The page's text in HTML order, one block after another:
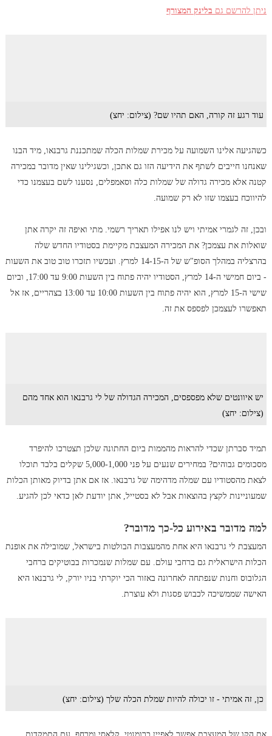
ניתן להרשם גם בלינק המצורף
עוד רגע זה קורה, האם תהיו שם? (צילום: יחצ)
כשהגיעה אלינו השמועה על מכירת שמלות הכלה שמתכננת גרבנאו, מיד הבנו
שאנחנו חייבים לשתף את הידיעה הזו גם אתכן, וכשגילינו שאין מדובר במכירה
קטנה אלא מכירה גדולה של שמלות כלה וסאמפלים, נסענו לשם בעצמנו כדי
להיווכח בעצמו שזו לא רק שמועה.
ובכן, זה לגמרי אמיתי ויש לנו אפילו תאריך רשמי. מתי ואיפה זה יקרה אתן
שואלות את עצמכן? את המכירה המעצבת מקיימת בסטודיו החדש שלה
בהרצליה במהלך הסופ"ש של ה-14-15 למרץ. ועכשיו תזכרו טוב טוב את השעות
- ביום חמישי ה-14 למרץ, הסטודיו יהיה פתוח בין השעות 9:00 עד 17:00, וביום
שישי ה-15 למרץ, הוא יהיה פתוח בין השעות 10:00 עד 13:00 בצהריים, אז אל
תאפשרו לעצמכן לפספס את זה.
יש איוונטים שלא מפספסים, המכירה הגדולה של לי גרבנאו הוא אחד מהם
(צילום: יחצ)
תמיד סברתן שכדי להראות מהממות ביום החתונה שלכן תצטרכו להיפרד
מסכומים גבוהים? במחירים שנעים על פני 5,000-1,000 שקלים בלבד תוכלו
לצאת מהסטודיו עם שמלה מדהימה של גרבנאו. אז אם אתן בדיוק מאותן הכלות
שמעוניינות לקצץ בהוצאות אבל לא בסטייל, אתן יודעת לאן כדאי לכן להגיע.
למה מדובר באירוע כל-כך מדובר?
המעצבת לי גרבנאו היא אחת מהמעצבות הבולטות בישראל, שמובילה את אופנת
הכלות הישראלית גם ברחבי עולם. עם שמלות שנמכרות בבוטיקים ברחבי
הגלובוס וחנות שנפתחה לאחרונה באזור הכי יוקרתי בניו יורק, לי גרבנאו היא
האישה שממשיכה לכבוש פסגות ולא עוצרת.
כן, זה אמיתי - זו יכולה להיות שמלת הכלה שלך (צילום: יחצ)